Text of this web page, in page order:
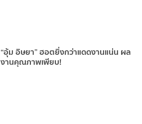
“อุ้ม อิษยา” ฮอตยิ่งกว่าแดดงานแน่น ผล
งานคุณภาพเพียบ!